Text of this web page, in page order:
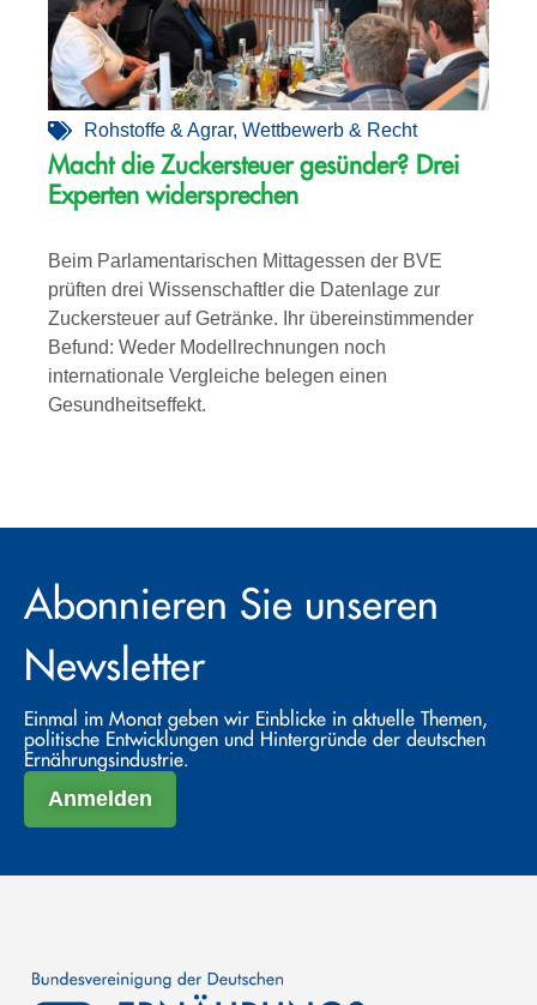
Rohstoffe & Agrar, Wettbewerb & Recht
Macht die Zuckersteuer gesünder? Drei
Experten widersprechen
Beim Parlamentarischen Mittagessen der BVE
prüften drei Wissenschaftler die Datenlage zur
Zuckersteuer auf Getränke. Ihr übereinstimmender
Befund: Weder Modellrechnungen noch
internationale Vergleiche belegen einen
Gesundheitseffekt.
Abonnieren Sie unseren
Newsletter
Einmal im Monat geben wir Einblicke in aktuelle Themen,
politische Entwicklungen und Hintergründe der deutschen
Ernährungsindustrie.
Anmelden